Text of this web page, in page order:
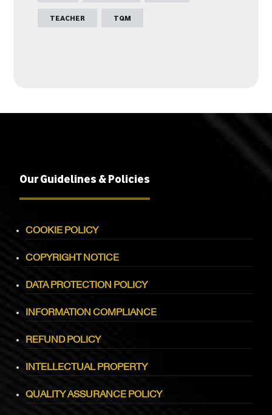
TEACHER
TQM
Our Guidelines & Policies
COOKIE POLICY
COPYRIGHT NOTICE
DATA PROTECTION POLICY
INFORMATION COMPLIANCE
REFUND POLICY
INTELLECTUAL PROPERTY
QUALITY ASSURANCE POLICY